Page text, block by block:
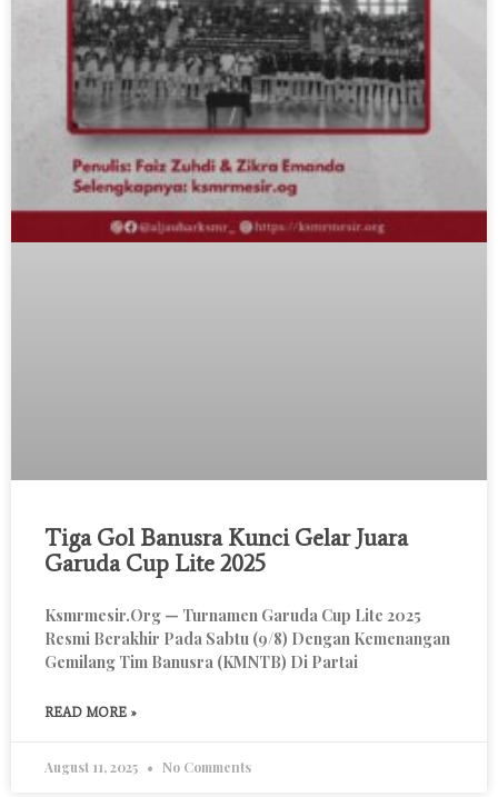
Tiga Gol Banusra Kunci Gelar Juara
Garuda Cup Lite 2025
Ksmrmesir.org — Turnamen Garuda Cup Lite 2025
Resmi Berakhir Pada Sabtu (9/8) Dengan Kemenangan
Gemilang Tim Banusra (KMNTB) Di Partai
READ MORE »
August 11, 2025 No Comments